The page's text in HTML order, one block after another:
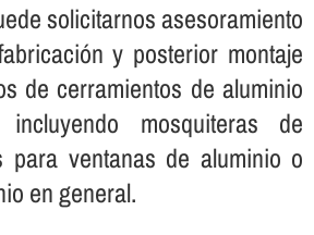
solicitarnos asesoramiento
y posterior montaje
de cerramientos de aluminio
mosquiteras de
para ventanas de aluminio o
en general.